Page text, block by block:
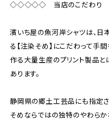
◇◇◇◇◇ 当店のこだわ
濱いち屋の魚河岸シャツは、
る【注染そめ】にこだわって手
作る大量生産のプリント製品と
あります。
静岡県の郷土工芸品にも指定さ
そめならではの独特のやわら